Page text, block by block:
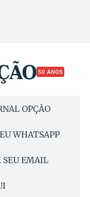
50 ANOS
OPÇÃO
WHATSAPP
SEU EMAIL